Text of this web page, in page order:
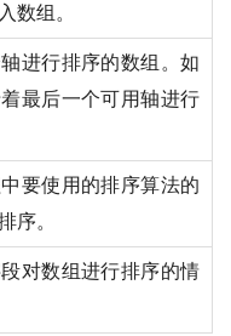
数组。
进行排序的数组。如
最后一个可用轴进行
要使用的排序算法的
序。
对数组进行排序的情